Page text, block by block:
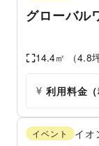
グローバ
14.4㎡ （4.8
利用料金（
イベント イオ